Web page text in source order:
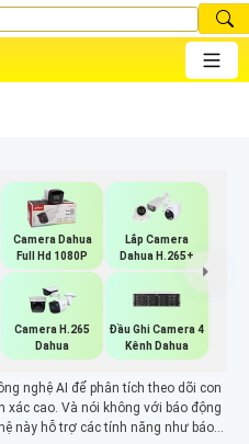
Camera Dahua
Full Hd 1080P
Lắp Camera
Dahua H.265+
Camera H.265
Dahua
Đầu Ghi Camera 4
Kênh Dahua
nghệ AI để phân tích theo dõi con
cao. Và nói không với báo động
này hỗ trợ các tính năng như báo